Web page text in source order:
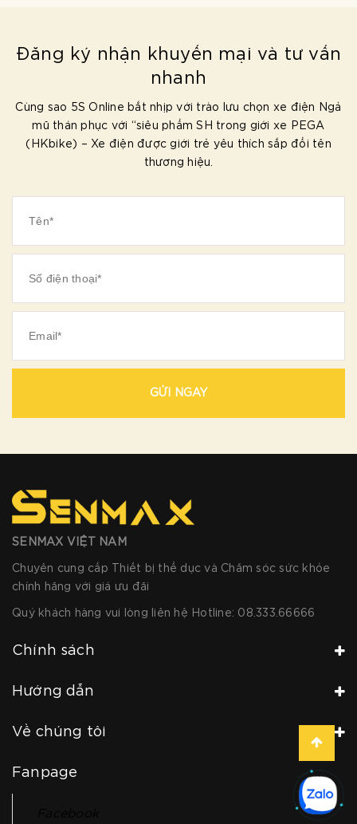
Đăng ký nhận khuyến mại và tư vấn
nhanh
Cùng sao 5S Online bắt nhịp với trào lưu chọn xe điện Ngả
mũ thán phục với “siêu phẩm SH trong giới xe PEGA
(HKbike) – Xe điện được giới trẻ yêu thích sắp đổi tên
thương hiệu.
GỬI NGAY
SENMAX VIỆT NAM
Chuyên cung cấp Thiết bị thể dục và Chăm sóc sức khỏe
chính hãng với giá ưu đãi
Quý khách hàng vui lòng liên hệ Hotline: 08.333.66666
Chính sách
Hướng dẫn
Về chúng tôi
Fanpage